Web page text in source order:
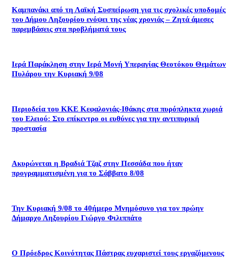
Καμπανάκι από τη Λαϊκή Συσπείρωση για τις σχολικές υποδομές
του Δήμου Ληξουρίου ενόψει της νέας χρονιάς – Ζητά άμεσες
παρεμβάσεις στα προβλήματά τους
Ιερά Παράκληση στην Ιερά Μονή Υπεραγίας Θεοτόκου Θεμάτων
Πυλάρου την Κυριακή 9/08
Περιοδεία του ΚΚΕ Κεφαλονιάς-Ιθάκης στα πυρόπληκτα χωριά
του Ελειού: Στο επίκεντρο οι ευθύνες για την αντιπυρική
προστασία
Ακυρώνεται η Βραδιά Τζαζ στην Πεσσάδα που ήταν
προγραμματισμένη για το Σάββατο 8/08
Την Κυριακή 9/08 το 40ήμερο Μνημόσυνο για τον πρώην
Δήμαρχο Ληξουρίου Γιώργο Φιλιππάτο
Ο Πρόεδρος Κοινότητας Πάστρας ευχαριστεί τους εργαζόμενους